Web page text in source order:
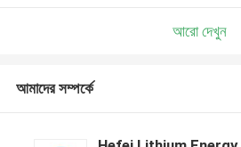
আরো দেখুন
আমাদের সম্পর্কে